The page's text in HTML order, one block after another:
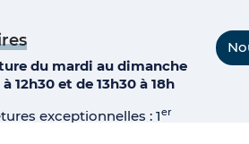
du mardi au dimanche
à 12h30 et de 13h30 à 18h
exceptionnelles : 1er